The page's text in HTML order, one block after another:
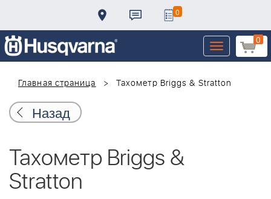
0
0
Toggle
navigation
Главная страница
Тахометр Briggs & Stratton
Назад
Тахометр Briggs &
Stratton